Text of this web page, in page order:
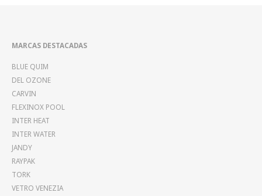
MARCAS DESTACADAS
BLUE QUIM
DEL OZONE
CARVIN
FLEXINOX POOL
INTER HEAT
INTER WATER
JANDY
RAYPAK
TORK
VETRO VENEZIA